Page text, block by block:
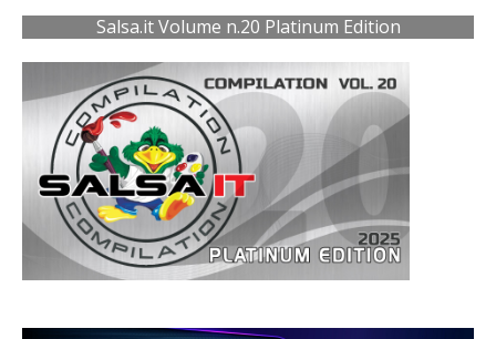
Salsa.it Volume n.20 Platinum Edition